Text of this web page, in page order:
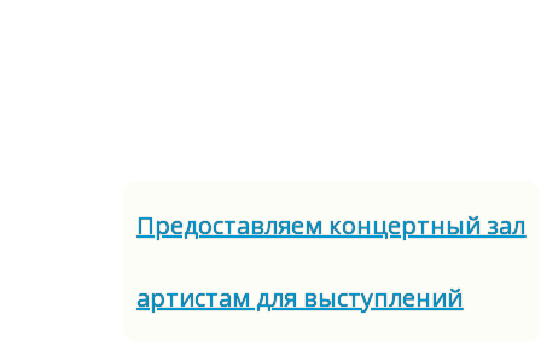
Предоставляем концертный зал
артистам для выступлений